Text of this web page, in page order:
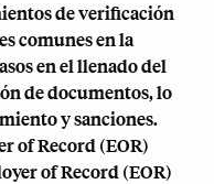
de verificación
comunes en la
en el llenado del
de documentos, lo
y sanciones.
of Record (EOR)
of Record (EOR)